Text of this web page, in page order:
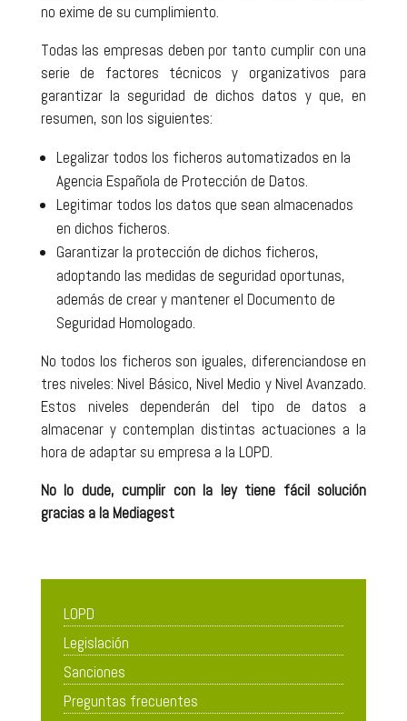
no exime de su cumplimiento.
Todas las empresas deben por tanto cumplir con una
serie de factores técnicos y organizativos para
garantizar la seguridad de dichos datos y que, en
resumen, son los siguientes:
Legalizar todos los ficheros automatizados en la
Agencia Española de Protección de Datos.
Legitimar todos los datos que sean almacenados
en dichos ficheros.
Garantizar la protección de dichos ficheros,
adoptando las medidas de seguridad oportunas,
además de crear y mantener el Documento de
Seguridad Homologado.
No todos los ficheros son iguales, diferenciandose en
tres niveles: Nivel Básico, Nivel Medio y Nivel Avanzado.
Estos niveles dependerán del tipo de datos a
almacenar y contemplan distintas actuaciones a la
hora de adaptar su empresa a la LOPD.
No lo dude, cumplir con la ley tiene fácil solución
gracias a la Mediagest
LOPD
Legislación
Sanciones
Preguntas frecuentes